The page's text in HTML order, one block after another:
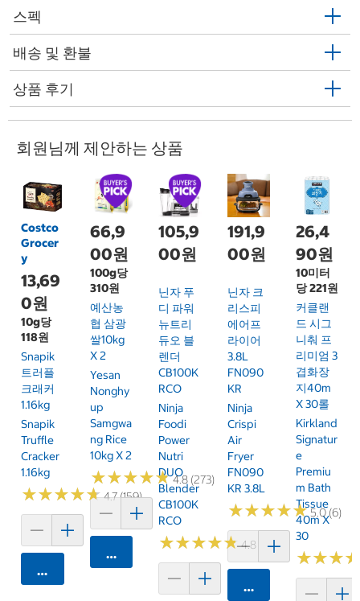
스펙
배송 및 환불
상품 후기
회원님께 제안하는 상품
Costco
Grocer
y
13,69
0원
10g당
118원
Snapik
트러플
크래커
1.16kg
Snapik
Truffle
Cracker
1.16kg
★★★★★
★★★★★4.7 (159)
카트에 담기
66,9
00원
100g당
310원
예산농
협 삼광
쌀10kg
X 2
Yesan
Nonghy
Up
Samgwa
Ng Rice
10kg X 2
★★★★★
★★★★★4.8 (273)
카트에 담기
105,9
00원
닌자 푸
디 파워
뉴트리
듀오 블
렌더
CB100K
RCO
Ninja
Foodi
Power
Nutri
DUO
Blender
CB100K
RCO
★★★★★
★★★★★4.8 (250)
191,9
00원
닌자 크
리스피
에어프
라이어
3.8L
FN090
KR
Ninja
Crispi
Air
Fryer
FN090
KR 3.8L
★★★★★
★★★★★5.0 (6)
카트에 담기
26,4
90원
10미터
당 221원
커클랜
드 시그
니춰 프
리미엄 3
겹화장
지40m
X 30롤
Kirkland
Signatur
E
Premiu
M Bath
Tissue
40m X
30
★★★
★★★